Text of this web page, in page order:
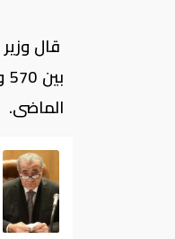
قال
الماضى.